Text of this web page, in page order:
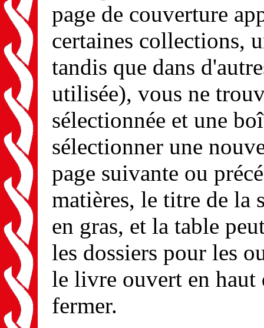
page de couverture
certaines collections,
tandis que dans
utilisée), vous ne
sélectionnée et une
sélectionner une
page suivante ou
matières, le titre de la
en gras, et la table
les dossiers pour les
le livre ouvert en haut
fermer.